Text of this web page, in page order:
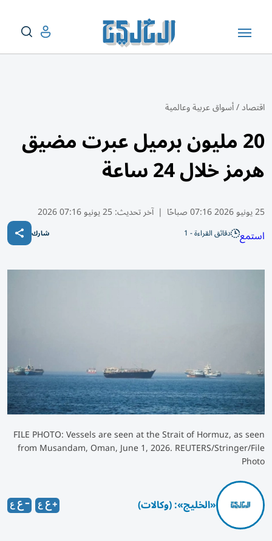
اقتصاد/أسواق عربية وعالمية
20 مليون برميل عبرت ​مضيق
هرمز ‌خلال 24 ساعة
25 يونيو 2026 07:16 صباحًا | آخر تحديث:25 يونيو 07:16 2026
استمع دقائق القراءة - 1 شارك
FILE PHOTO: Vessels are seen at the Strait of Hormuz, as seen
from Musandam, Oman, June 1, 2026. REUTERS/Stringer/File
Photo
«الخليج»: (وكالات)